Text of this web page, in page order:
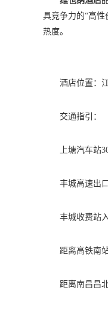
具竞争力的“高
热度。
酒店位置：
交通指引：
上塘汽车站
丰城高速出
丰城收费站
距离高铁南
距离南昌昌